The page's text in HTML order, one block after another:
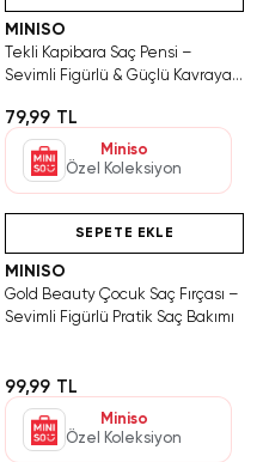
MINISO
Tekli Kapibara Saç Pensi –
Sevimli Figürlü & Güçlü Kavrayan
79,99 TL
Miniso
Özel Koleksiyon
SEPETE EKLE
MINISO
Gold Beauty Çocuk Saç Fırçası –
Sevimli Figürlü Pratik Saç Bakımı
99,99 TL
Miniso
Özel Koleksiyon